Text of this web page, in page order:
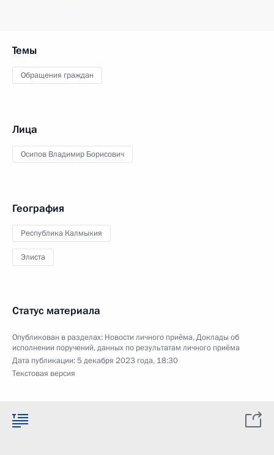
Темы
Обращения граждан
Лица
Осипов Владимир Борисович
География
Республика Калмыкия
Элиста
Статус материала
Опубликован в разделах: Новости личного приёма,Доклады об
исполнении поручений, данных по результатам личного приёма
Дата публикации:5 декабря 2023 года, 18:30
Текстовая версия